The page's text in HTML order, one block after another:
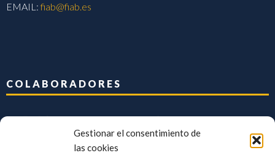
Gestionar el consentimiento de
las cookies
EMAIL:fiab@fiab.es
COLABORADORES